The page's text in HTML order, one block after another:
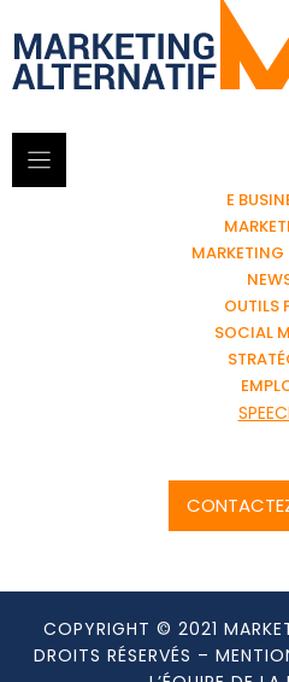
E
OUTILS
SOCIAL
COPYRIGHT © 2021
DROITS RÉSERVÉS –